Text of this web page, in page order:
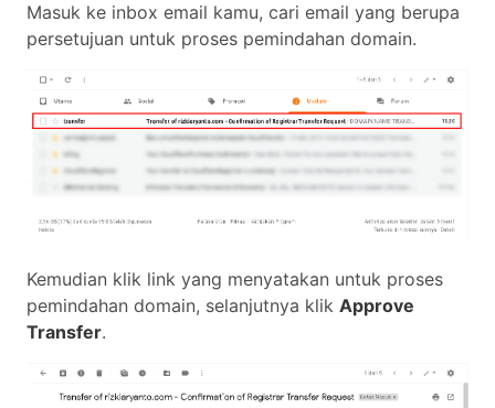
Masuk ke inbox email kamu, cari email yang berupa
persetujuan untuk proses pemindahan domain.
Kemudian klik link yang menyatakan untuk proses
pemindahan domain, selanjutnya klik Approve
Transfer.